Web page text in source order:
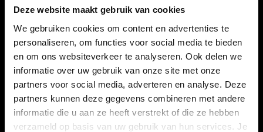
Deze website maakt gebruik van cookies
We gebruiken cookies om content en advertenties te
personaliseren, om functies voor social media te bieden
en om ons websiteverkeer te analyseren. Ook delen we
informatie over uw gebruik van onze site met onze
partners voor social media, adverteren en analyse. Deze
partners kunnen deze gegevens combineren met andere
informatie die u aan ze heeft verstrekt of die ze hebben
verzameld op basis van uw gebruik van hun services. Je
CLUB
TEAMS
STADION
SUPPORTERS
FOUNDATION
KAARTVERKOOP
BUSINESS
Informatie